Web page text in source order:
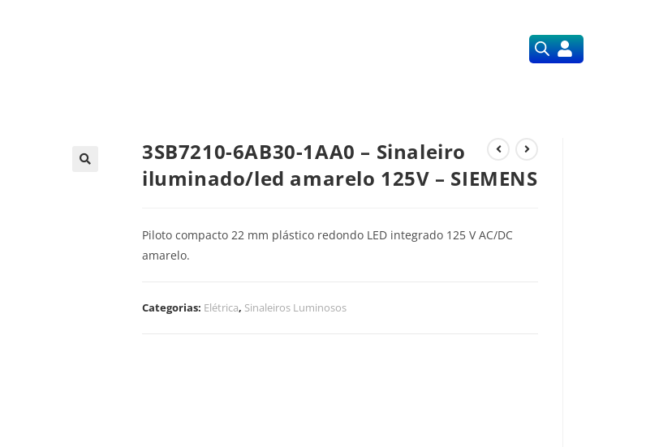
3SB7210-6AB30-1AA0 – Sinaleiro
iluminado/led amarelo 125V – SIEMENS
Piloto compacto 22 mm plástico redondo LED integrado 125 V AC/DC
amarelo.
Categorias: Elétrica, Sinaleiros Luminosos